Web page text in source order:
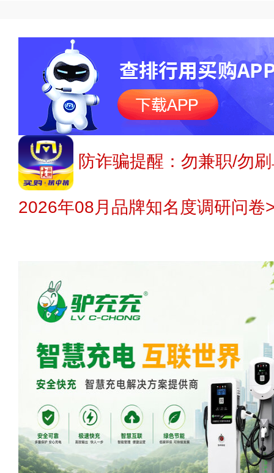
防诈骗提醒：勿兼职/勿
2026年08月品牌知名度调研问卷